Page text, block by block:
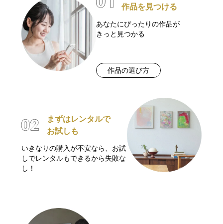
作品を見つける
あなたにぴったりの作品が
きっと見つかる
作品の選び方
まずはレンタルで
お試しも
いきなりの購入が不安なら、お試
しでレンタルもできるから失敗な
し！